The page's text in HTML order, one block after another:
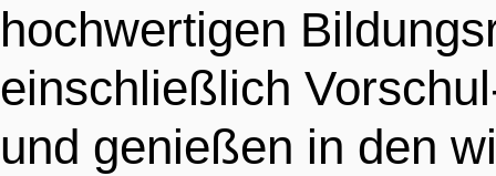
hochwertigen
einschließlich
und genießen in den